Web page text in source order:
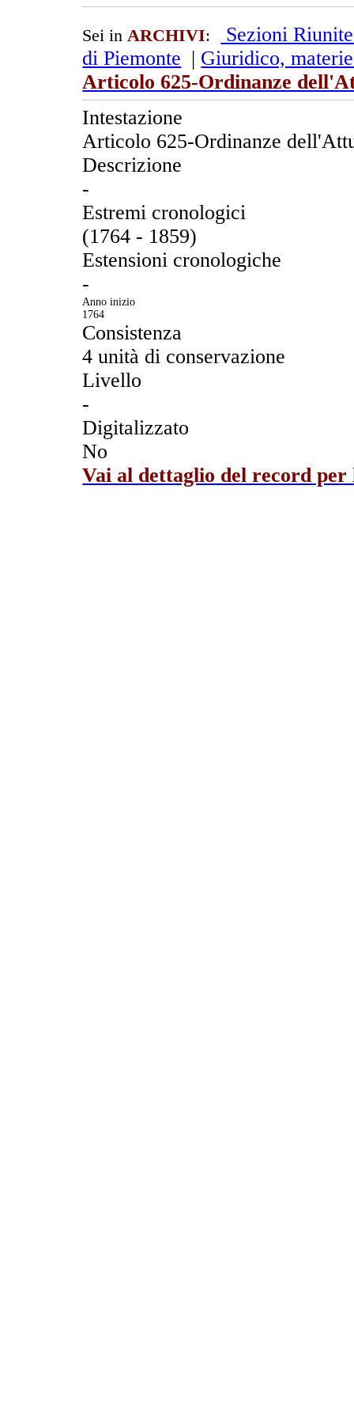
Sei inARCHIVI:
Sezioni
di Piemonte | Giuridico,
Articolo 625-Ordinanze
Intestazione
Articolo 625-Ordinanze
Descrizione
-
Estremi cronologici
(1764 - 1859)
Estensioni cronologiche
-
Anno inizio
1764
Consistenza
4 unità di conservazione
Livello
-
Digitalizzato
No
Vai al dettaglio del record per